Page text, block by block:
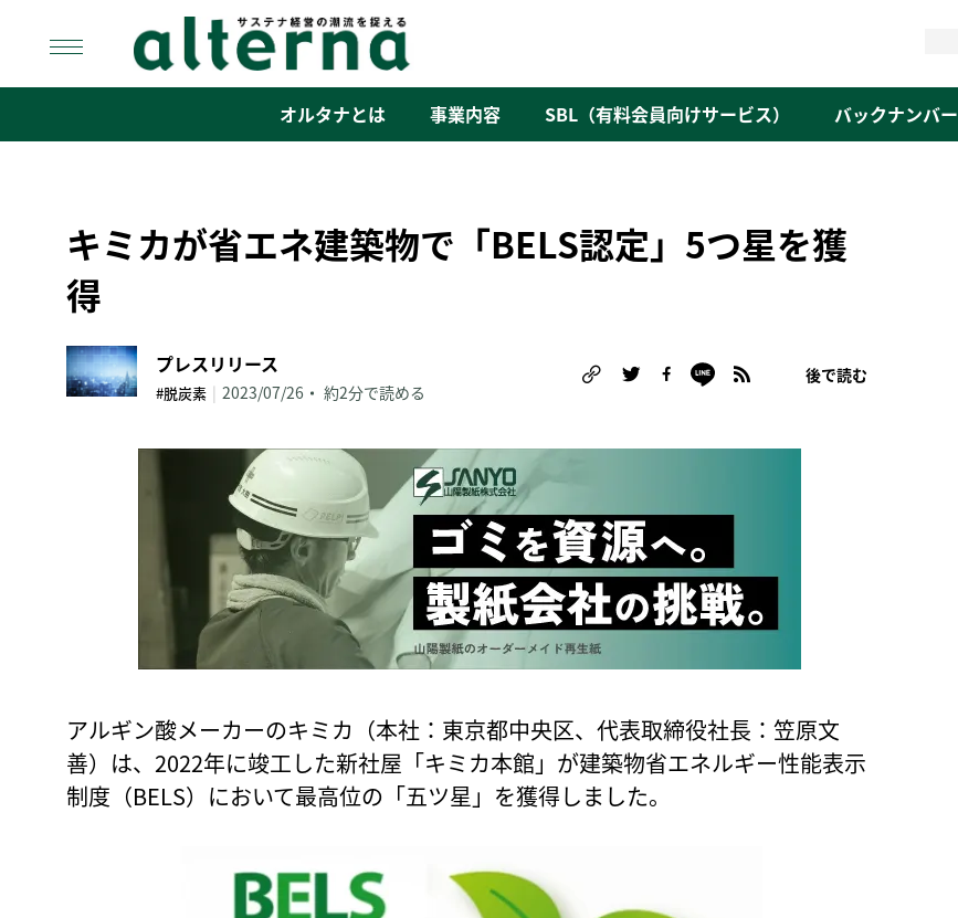
content
オルタナとは 事業内容 SBL（有料会員向けサービス） バックナンバー
キミカが省エネ建築物で「BELS認定」5つ星を獲
得
プレスリリース
#脱炭素 | 2023/07/26 約2分で読める
後で読む
アルギン酸メーカーのキミカ（本社：東京都中央区、代表取締役社長：笠原文
善）は、2022年に竣工した新社屋「キミカ本館」が建築物省エネルギー性能表示
制度（BELS）において最高位の「五ツ星」を獲得しました。